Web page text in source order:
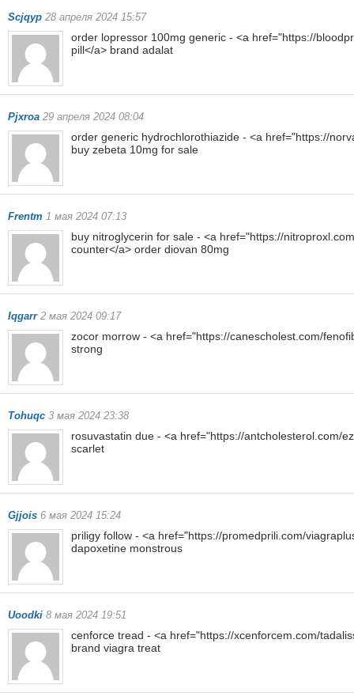
Scjqyp 28 апреля 2024 15:57
order lopressor 100mg generic - <a href="https://
pill</a> brand adalat
Pjxroa 29 апреля 2024 08:04
order generic hydrochlorothiazide - <a href="https://
buy zebeta 10mg for sale
Frentm 1 мая 2024 07:13
buy nitroglycerin for sale - <a href="https://
counter</a> order diovan 80mg
Iqgarr2 мая 2024 09:17
zocor morrow - <a href="https://canescholest.com/
strong
Tohuqc 3 мая 2024 23:38
rosuvastatin due - <a href="https://antcholesterol.com/
scarlet
Gjjois 6 мая 2024 15:24
priligy follow - <a href="https://promedprili.com/
dapoxetine monstrous
Uoodki 8 мая 2024 19:51
cenforce tread - <a href="https://xcenforcem.com/
brand viagra treat